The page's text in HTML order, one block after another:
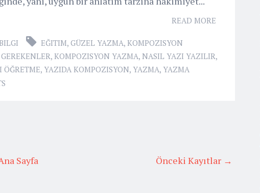
READ MORE
EĞITIM, GÜZEL YAZMA, KOMPOZISYON
, KOMPOZISYON YAZMA, NASIL YAZI YAZILIR,
, YAZIDA KOMPOZISYON, YAZMA, YAZMA
Önceki Kayıtlar →
Sayfa